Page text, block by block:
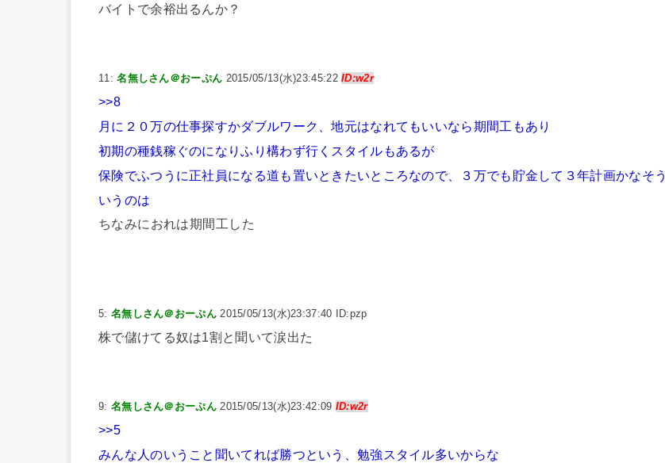
バイトで余裕出るんか？
11:名無しさん＠おーぷん 2015/05/13(水)23:45:22ID:w2r
>>8
月に２０万の仕事探すかダブルワーク、地元はなれてもいいなら期間工もあり
初期の種銭稼ぐのになりふり構わず行くスタイルもあるが
保険でふつうに正社員になる道も置いときたいところなので、３万でも貯金して３年計画かなそう
いうのは
ちなみにおれは期間工した
5: 名無しさん＠おーぷん2015/05/13(水)23:37:40 ID:pzp
株で儲けてる奴は1割と聞いて涙出た
9: 名無しさん＠おーぷん2015/05/13(水)23:42:09 ID:w2r
>>5
みんな人のいうこと聞いてれば勝つという、勉強スタイル多いからな